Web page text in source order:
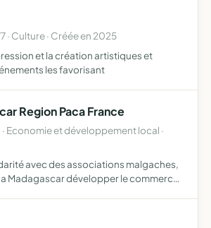
· Culture · Créée en 2025
et la création artistiques et
les favorisant
Region Paca France
· Economie et développement local ·
avec des associations malgaches,
Madagascar développer le commerce